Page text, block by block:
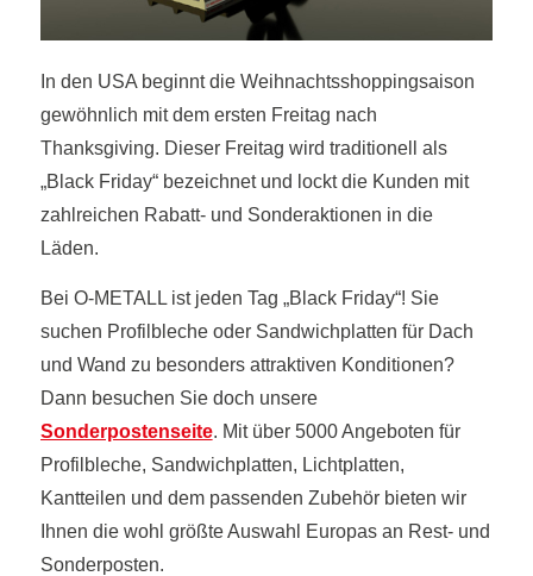
In den USA beginnt die Weihnachtsshoppingsaison
gewöhnlich mit dem ersten Freitag nach
Thanksgiving. Dieser Freitag wird traditionell als
„Black Friday“ bezeichnet und lockt die Kunden mit
zahlreichen Rabatt- und Sonderaktionen in die
Läden.
Bei O-METALL ist jeden Tag „Black Friday“! Sie
suchen Profilbleche oder Sandwichplatten für Dach
und Wand zu besonders attraktiven Konditionen?
Dann besuchen Sie doch unsere
Sonderpostenseite. Mit über 5000 Angeboten für
Profilbleche, Sandwichplatten, Lichtplatten,
Kantteilen und dem passenden Zubehör bieten wir
Ihnen die wohl größte Auswahl Europas an Rest- und
Sonderposten.